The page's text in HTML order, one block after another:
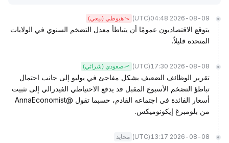
2026-08-09 04:48
(UTC) هبوطي (بيعي)
يتوقع الاقتصاديون عمومًا أن يتباطأ معدل التضخم السنوي في الولايات
المتحدة قليلاً.
2026-08-08 17:30
(UTC) صعودي (شرائي)
تقرير الوظائف الضعيف بشكل مفاجئ في يوليو إلى جانب احتمال
تباطؤ التضخم الأسبوع المقبل قد يدفع الاحتياطي الفيدرالي إلى تثبيت
أسعار الفائدة في اجتماعه القادم، حسبما تقول @AnnaEconomist
من بلومبرغ إيكونوميكس.
2026-08-08 13:17
(UTC) محايد